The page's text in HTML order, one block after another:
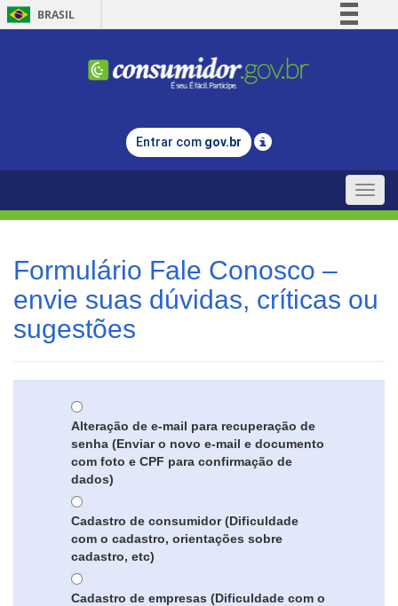
BRASIL
Comunica BR
Legislação
Entrar com gov.br
Toggle
Formulário Fale Conosco –
envie suas dúvidas, críticas ou
sugestões
Alteração de e-mail para recuperação de
senha (Enviar o novo e-mail e documento
com foto e CPF para confirmação de
dados)
Cadastro de consumidor (Dificuldade
com o cadastro, orientações sobre
cadastro, etc)
Cadastro de empresas (Dificuldade com o